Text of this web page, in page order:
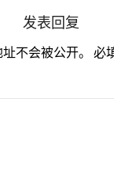
发表回复
不会被公开。 必